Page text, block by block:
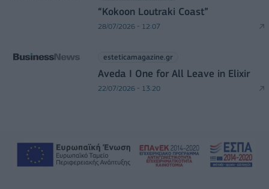
“Kokoon Loutraki Coast”
28/07/2026 - 12:07
esteticamagazine.gr
Aveda I One for All Leave in Elixir
22/07/2026 - 13:20